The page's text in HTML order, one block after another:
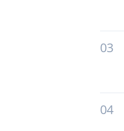
03
04